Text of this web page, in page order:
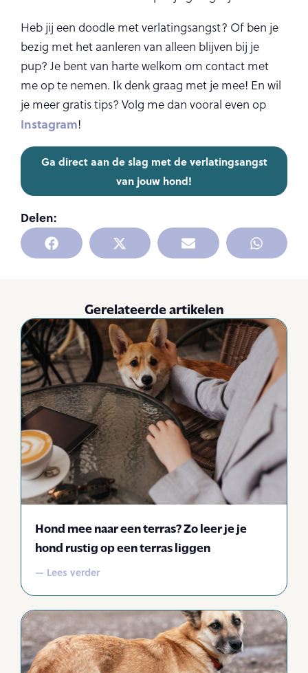
Delen:
Heb jij een doodle met verlatingsangst? Of ben je
bezig met het aanleren van alleen blijven bij je
pup? Je bent van harte welkom om contact met
me op te nemen. Ik denk graag met je mee! En wil
je meer gratis tips? Volg me dan vooral even op
Instagram!
Ga direct aan de slag met de verlatingsangst
van jouw hond!
Gerelateerde artikelen
Hond mee naar een terras? Zo leer je je
hond rustig op een terras liggen
— Lees verder